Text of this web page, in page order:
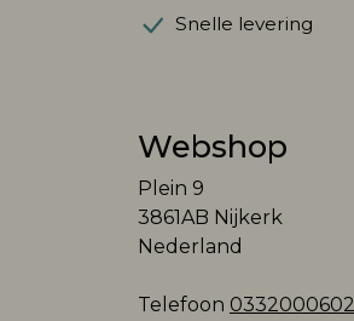
Snelle levering
Webshop
Plein 9
3861AB Nijkerk
Nederland
Telefoon 0332000602